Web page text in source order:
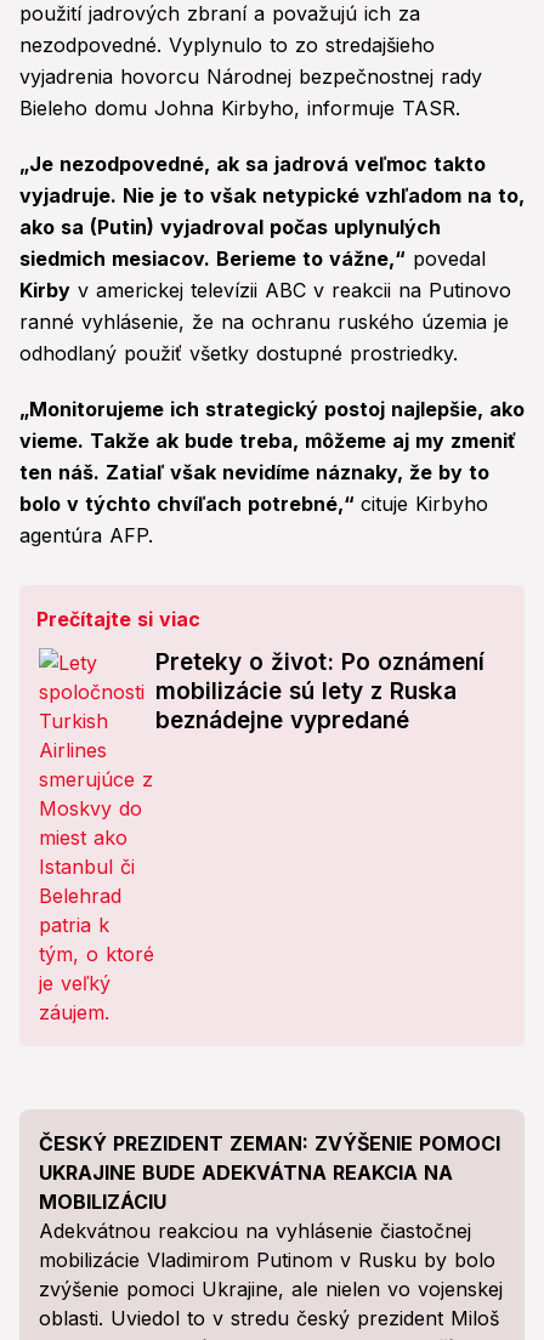
použití jadrových zbraní a považujú ich za
nezodpovedné. Vyplynulo to zo stredajšieho
vyjadrenia hovorcu Národnej bezpečnostnej rady
Bieleho domu Johna Kirbyho, informuje TASR.
„Je nezodpovedné, ak sa jadrová veľmoc takto
vyjadruje. Nie je to však netypické vzhľadom na to,
ako sa (Putin) vyjadroval počas uplynulých
siedmich mesiacov. Berieme to vážne,“ povedal
Kirby v americkej televízii ABC v reakcii na Putinovo
ranné vyhlásenie, že na ochranu ruského územia je
odhodlaný použiť všetky dostupné prostriedky.
„Monitorujeme ich strategický postoj najlepšie, ako
vieme. Takže ak bude treba, môžeme aj my zmeniť
ten náš. Zatiaľ však nevidíme náznaky, že by to
bolo v týchto chvíľach potrebné,“ cituje Kirbyho
agentúra AFP.
Prečítajte si viac
Preteky o život: Po oznámení
mobilizácie sú lety z Ruska
beznádejne vypredané
ČESKÝ PREZIDENT ZEMAN: ZVÝŠENIE POMOCI
UKRAJINE BUDE ADEKVÁTNA REAKCIA NA
MOBILIZÁCIU
Adekvátnou reakciou na vyhlásenie čiastočnej
mobilizácie Vladimirom Putinom v Rusku by bolo
zvýšenie pomoci Ukrajine, ale nielen vo vojenskej
oblasti. Uviedol to v stredu český prezident Miloš